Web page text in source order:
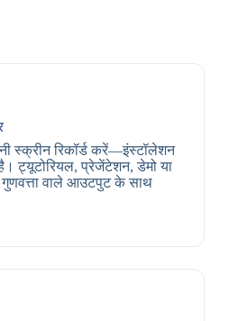
स्क्रीन रिकॉर्ड करें—इंस्टॉलेशन
ट्यूटोरियल, प्रेजेंटेशन, डेमो या
वाले आउटपुट के साथ